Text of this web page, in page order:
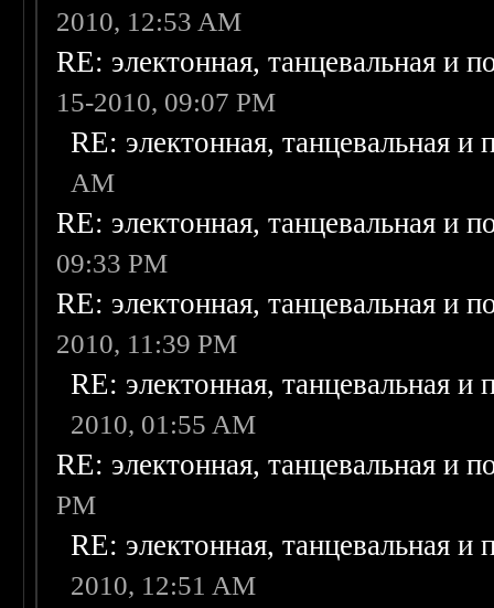
2010, 12:53 AM
RE: электонная, танцевальная и
15-2010, 09:07 PM
RE: электонная, танцевальная и
AM
RE: электонная, танцевальная и
09:33 PM
RE: электонная, танцевальная и
2010, 11:39 PM
RE: электонная, танцевальная и
2010, 01:55 AM
RE: электонная, танцевальная и
PM
RE: электонная, танцевальная и
2010, 12:51 AM